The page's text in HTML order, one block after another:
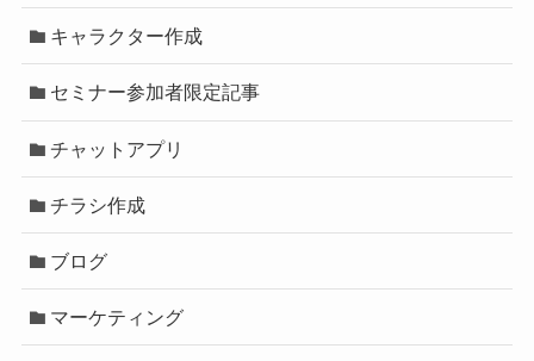
キャラクター作成
セミナー参加者限定記事
チャットアプリ
チラシ作成
ブログ
マーケティング